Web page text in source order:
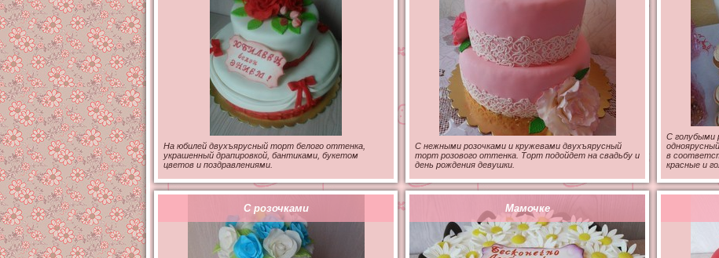
На юбилей двухъярусный торт белого оттенка,
украшенный драпировкой, бантиками, букетом
цветов и поздравлениями.
С нежными розочками и кружевами двухъярусный
торт розового оттенка. Торт подойдет на свадьбу и
день рождения девушки.
С голубыми
в
красные и
С розочками Мамочке